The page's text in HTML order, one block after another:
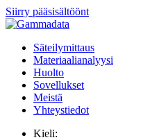
Siirry pääsisältöönt
Säteilymittaus
Materiaalianalyysi
Huolto
Sovellukset
Meistä
Yhteystiedot
Kieli: